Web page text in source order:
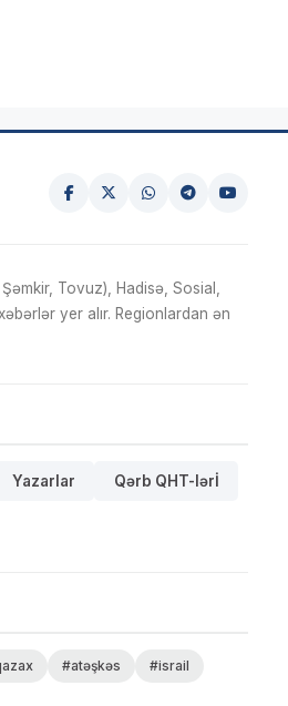
Tovuz), Hadisə, Sosial,
yer alır. Regionlardan ən
Yazarlar Qərb QHT-lərİ
#atəşkəs
#israil